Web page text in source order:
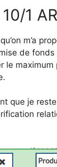
1
m’a
de
le
que je